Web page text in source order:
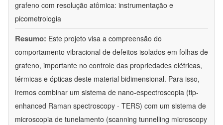
grafeno com resolução atômica: instrumentação e
picometrologia
Resumo: Este projeto visa a compreensão do
comportamento vibracional de defeitos isolados em folhas de
grafeno, importante no controle das propriedades elétricas,
térmicas e ópticas deste material bidimensional. Para isso,
iremos combinar um sistema de nano-espectroscopia (tip-
enhanced Raman spectroscopy - TERS) com um sistema de
microscopia de tunelamento (scanning tunnelling microscopy